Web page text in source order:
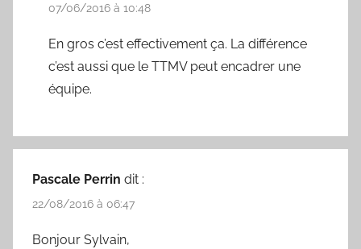
07/06/2016 à 10:48
En gros c’est effectivement ça. La différence
c’est aussi que le TTMV peut encadrer une
équipe.
Pascale Perrin dit :
22/08/2016 à 06:47
Bonjour Sylvain,